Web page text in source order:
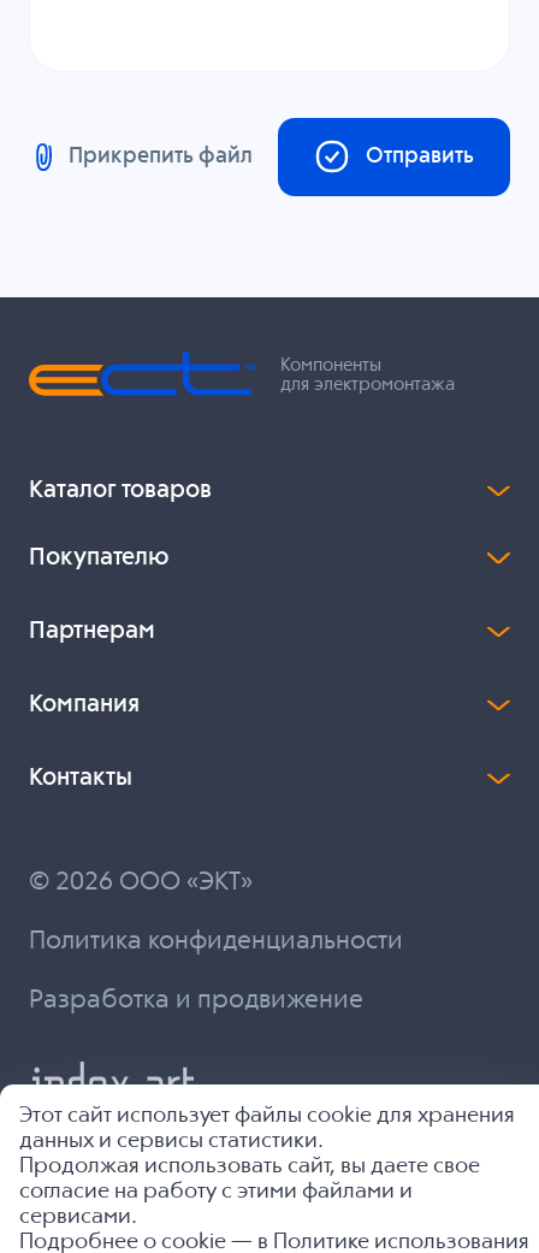
Прикрепить файл Отправить
Компоненты
для электромонтажа
Каталог товаров
Покупателю
Партнерам
Компания
Контакты
© 2026 ООО «ЭКТ»
Политика конфиденциальности
Разработка и продвижение
Этот сайт использует файлы cookie для хранения
данных и сервисы статистики.
Продолжая использовать сайт, вы даете свое
согласие на работу с этими файлами и
сервисами.
Подробнее о cookie — в
Политике использования